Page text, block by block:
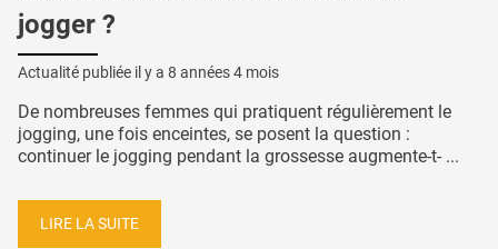
jogger ?
Actualité publiée il y a 8 années 4 mois
De nombreuses femmes qui pratiquent régulièrement le
jogging, une fois enceintes, se posent la question :
continuer le jogging pendant la grossesse augmente-t- ...
LIRE LA SUITE